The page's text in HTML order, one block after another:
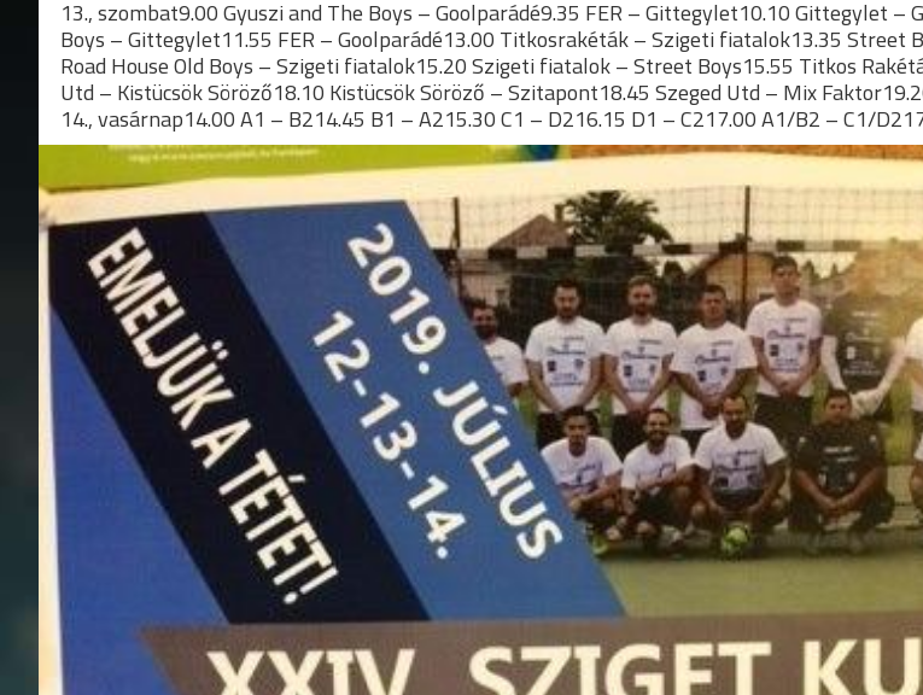
13., szombat9.00 Gyuszi and The Boys – Goolparádé9.35 FER – Gittegylet10.10 Gittegylet –
Boys – Gittegylet11.55 FER – Goolparádé13.00 Titkosrakéták – Szigeti fiatalok13.35 Street
Road House Old Boys – Szigeti fiatalok15.20 Szigeti fiatalok – Street Boys15.55 Titkos
Utd – Kistücsök Söröző18.10 Kistücsök Söröző – Szitapont18.45 Szeged Utd – Mix
14., vasárnap14.00 A1 – B214.45 B1 – A215.30 C1 – D216.15 D1 – C217.00 A1/B2 – C1/